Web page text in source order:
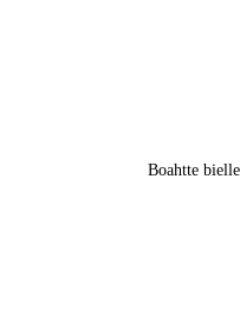
Boahtte bielle